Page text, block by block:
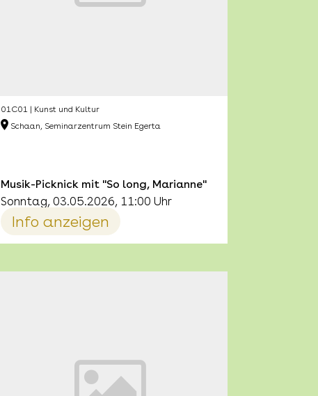
01C01 | Kunst und Kultur
Schaan, Seminarzentrum Stein Egerta
Musik-Picknick mit "So long, Marianne"
Sonntag, 03.05.2026, 11:00 Uhr
Info anzeigen